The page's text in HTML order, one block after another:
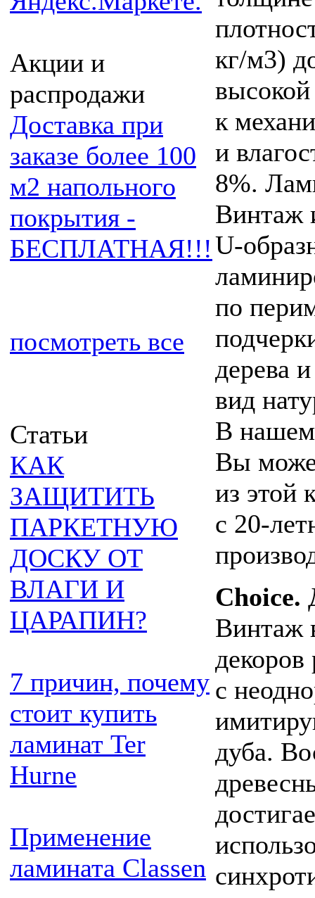
Акции и
распродажи
Доставка при
заказе более 100
м2 напольного
покрытия -
БЕСПЛАТНАЯ!!!
посмотреть все
Статьи
КАК
ЗАЩИТИТЬ
ПАРКЕТНУЮ
ДОСКУ ОТ
ВЛАГИ И
ЦАРАПИН?
7 причин, почему
стоит купить
ламинат Ter
Hurne
Применение
ламината Classen
кг/м3)
к
и
8%.
Винтаж
U-
по
дерева
вид
В
Вы
из этой
с 20-
Choice.
Винтаж
декоров
с
дуба.